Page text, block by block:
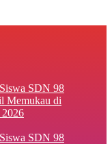
SDN 98